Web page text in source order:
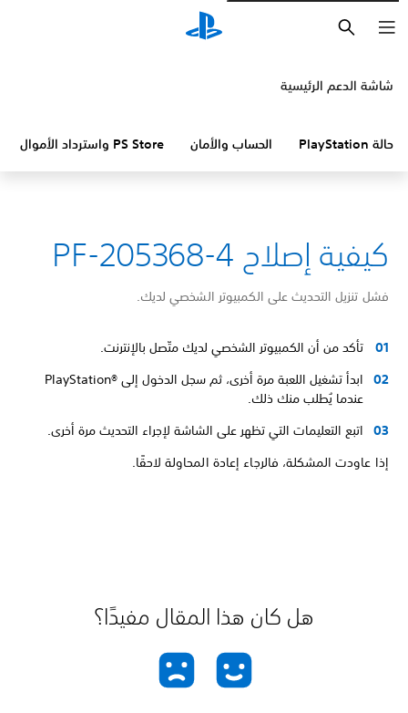
شاشة الدعم الرئيسية
حالة PlayStation الحساب والأمان PS Store واسترداد الأموال
كيفية إصلاح PF-205368-4
فشل تنزيل التحديث على الكمبيوتر الشخصي لديك.
تأكد من أن الكمبيوتر الشخصي لديك متّصل بالإنترنت.
ابدأ تشغيل اللعبة مرة أخرى، ثم سجل الدخول إلى PlayStation®‎
عندما يُطلب منك ذلك.
اتبع التعليمات التي تظهر على الشاشة لإجراء التحديث مرة أخرى.
إذا عاودت المشكلة، فالرجاء إعادة المحاولة لاحقًا.
هل كان هذا المقال مفيدًا؟